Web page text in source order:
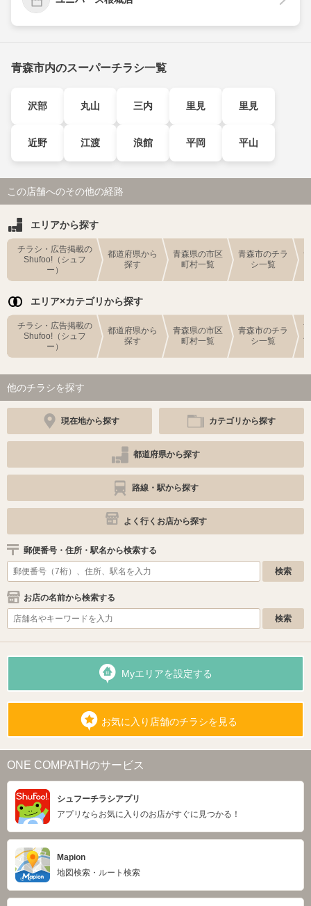
青森市内のスーパーチラシ一覧
沢部 丸山 三内 里見 里見
近野 江渡 浪館 平岡 平山
この店舗へのその他の経路
エリアから探す
チラシ・広告掲載の
Shufoo!（シュフ
ー）
都道府県から
探す
青森県の市区
町村一覧
青森市のチラ
シ一覧
エリア×カテゴリから探す
チラシ・広告掲載の
Shufoo!（シュフ
ー）
都道府県から
探す
青森県の市区
町村一覧
青森市のチラ
シ一覧
他のチラシを探す
現在地から探す カテゴリから探す
都道府県から探す
路線・駅から探す
よく行くお店から探す
郵便番号・住所・駅名から検索する
お店の名前から検索する
Myエリアを設定する
お気に入り店舗のチラシを見る
ONE COMPATHのサービス
シュフーチラシアプリ
アプリならお気に入りのお店がすぐに見つかる！
Mapion
地図検索・ルート検索